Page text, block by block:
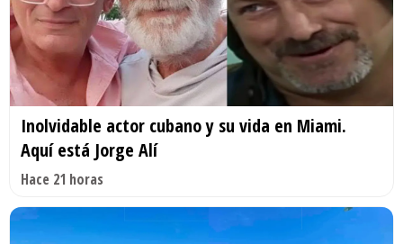
Inolvidable actor cubano y su vida en Miami.
Aquí está Jorge Alí
Hace 21 horas